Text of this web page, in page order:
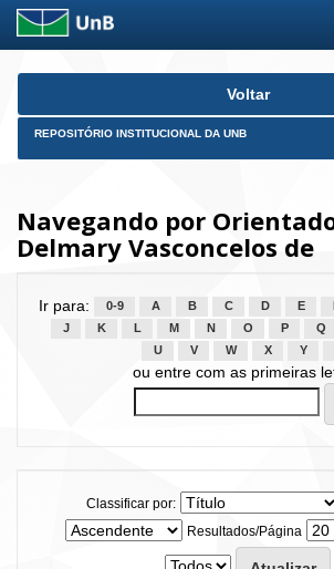
Skip
Voltar
REPOSITÓRIO INSTITUCIONAL DA UNB
Navegando por
Delmary Vasconcelos de
Ir para: 0-9 A B C D E
J
K L M N O P Q
U
V W X Y
ou entre com as primeiras
Classificar por:
Resultados/Página